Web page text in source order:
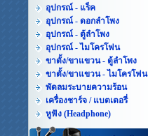
อุปกรณ์ - แร็ค
อุปกรณ์ - ดอกลำโพง
อุปกรณ์ - ตู้ลำโพง
อุปกรณ์ - ไมโครโฟน
ขาตั้ง/ขาแขวน - ตู้ลำโพง
ขาตั้ง/ขาแขวน - ไมโครโฟน
พัดลมระบายความร้อน
เครื่องชาร์จ / แบตเตอรี่
หูฟัง (Headphone)